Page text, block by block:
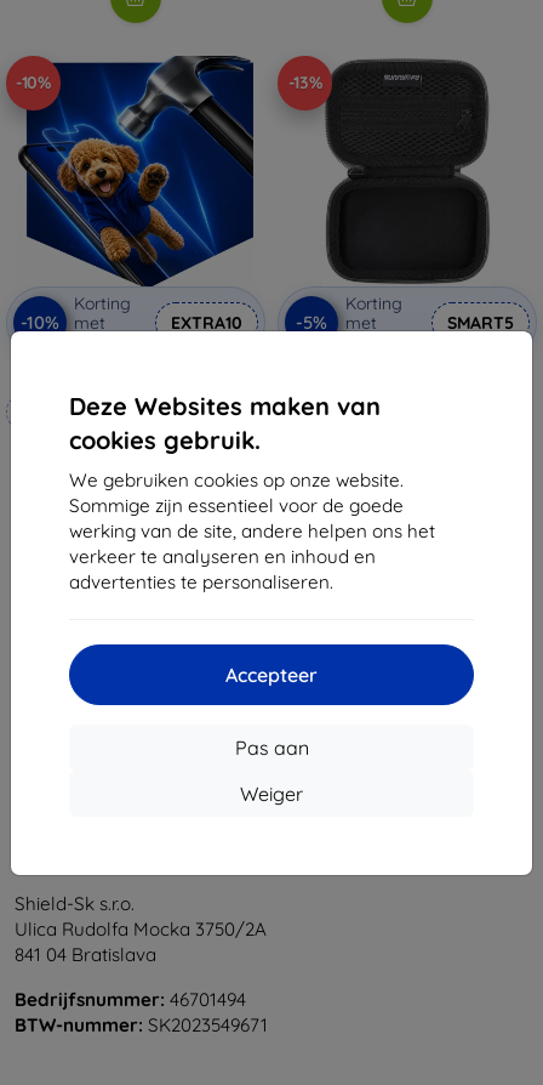
Deze Websites maken van
cookies gebruik.
We gebruiken cookies op onze website.
Sommige zijn essentieel voor de goede
werking van de site, andere helpen ons het
verkeer te analyseren en inhoud en
advertenties te personaliseren.
Accepteer
Pas aan
Weiger
-10%
-10%
Korting
met
EXTRA10
Op maat gemaakt
€ 20,90
€ 18,80
Op voorraad: 4 stuks
-13%
-5%
Korting
met
SMART5
Op voorraad: 3 stuks
Van totaal
«
Shield-Sk s.r.o.
Ulica Rudolfa Mocka 3750/2A
841 04 Bratislava
Bedrijfsnummer: 46701494
BTW-nummer: SK2023549671